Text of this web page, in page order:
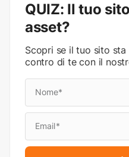
QUIZ: Il tuo
asset?
Scopri se il tuo sito
contro di te con il